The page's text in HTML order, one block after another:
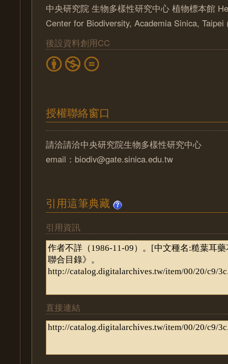
中央研究院 生物多樣性研究中心 植物標本館
Center for Biodiversity, Academia Sinica, Taipei
後設資料創用CC
授權聯絡窗口
請洽請洽中央研究院生物多樣性研究中心
email：biodiv@gate.sinica.edu.tw
引用這筆典藏
引用資訊
直接連結